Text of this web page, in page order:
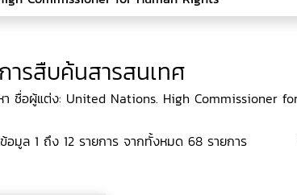
ารสืบค้นสารสนเทศ
า ชื่อผู้แต่ง: United Nations. High Commissioner
อมูล 1 ถึง 12 รายการ จากทั้งหมด 68 รายการ